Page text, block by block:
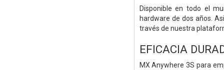
Disponible en todo el
hardware de dos años.
través de nuestra
EFICACIA
MX Anywhere 3S para